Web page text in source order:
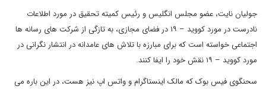
جولیان نایت، عضو مجلس انگلیس و رئیس کمیته تحقیق در مورد اطلاعات
نادرست در مورد کووید – ۱۹ در فضای مجازی، به تازگی از شرکت های رسانه ها
اجتماعی خواسته است که برای مبارزه با تلاش های عامدانه در انتشار نگرانی در
مورد کووید – ۱۹ نقش خود را ایفا کنند.
سحنگوی فیس بوک که مالک اینستاگرام و واتس اپ نیز هست، در این باره می